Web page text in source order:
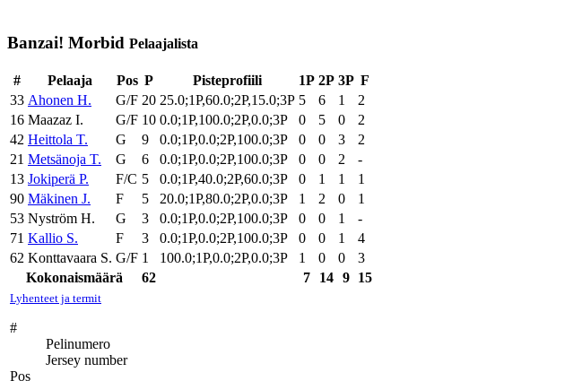
Banzai! Morbid Pelaajalista
# Pelaaja Pos P Pisteprofiili 1P 2P 3P F
33 Ahonen H. G/F 20 25.0;1P,60.0;2P,15.0;3P 5 6 1
2
16 Maazaz I. G/F 10 0.0;1P,100.0;2P,0.0;3P 0 5 0
2
42 Heittola T. G 9 0.0;1P,0.0;2P,100.0;3P 0 0 3
2
21 Metsänoja T. G 6 0.0;1P,0.0;2P,100.0;3P 0 0 2
-
13 Jokiperä P. F/C 5 0.0;1P,40.0;2P,60.0;3P 0 1 1
1
90 Mäkinen J. F 5 20.0;1P,80.0;2P,0.0;3P 1 2 0
1
53 Nyström H. G 3 0.0;1P,0.0;2P,100.0;3P 0 0 1
-
71 Kallio S. F 3 0.0;1P,0.0;2P,100.0;3P 0 0 1
4
62 Konttavaara S. G/F 1 100.0;1P,0.0;2P,0.0;3P 1 0 0
3
Kokonaismäärä
62 7 14 9 15
Lyhenteet ja termit
#
Pelinumero
Jersey number
Pos